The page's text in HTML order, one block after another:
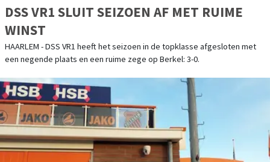
DSS VR1 SLUIT SEIZOEN AF MET RUIME
WINST
HAARLEM - DSS VR1 heeft het seizoen in de topklasse afgesloten met
een negende plaats en een ruime zege op Berkel: 3-0.